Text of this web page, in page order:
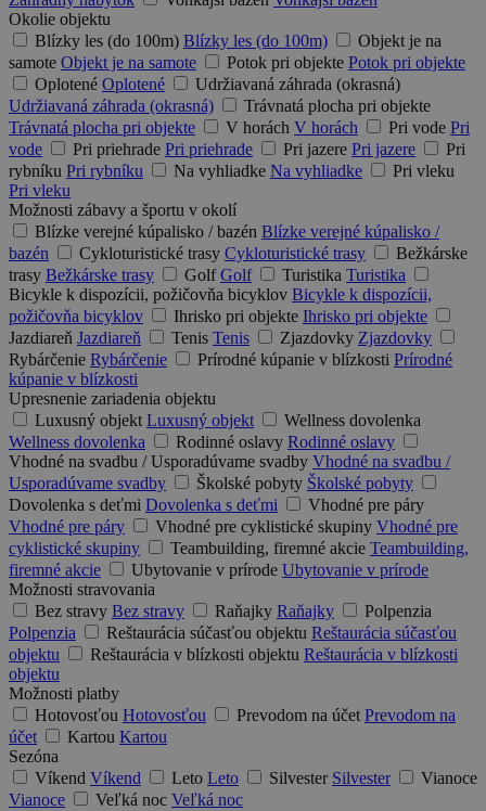
Okolie objektu
Blízky les (do 100m) Blízky les (do 100m)
Objekt je na
samote Objekt je na samote Potok pri objekte Potok pri objekte
Oplotené Oplotené
Udržiavaná záhrada (okrasná)
Udržiavaná záhrada (okrasná)
Trávnatá plocha pri objekte
Trávnatá plocha pri objekte
V horách V horách Pri vode Pri
vode
Pri priehrade Pri priehrade Pri jazere Pri jazere
Pri
rybníku Pri rybníku Na vyhliadke Na vyhliadke
Pri vleku
Pri vleku
Možnosti zábavy a športu v okolí
Blízke verejné kúpalisko / bazén Blízke verejné kúpalisko /
bazén
Cykloturistické trasy Cykloturistické trasy
Bežkárske
trasy Bežkárske trasy Golf Golf Turistika Turistika
Bicykle k dispozícii, požičovňa bicyklov Bicykle k dispozícii,
požičovňa bicyklov
Ihrisko pri objekte Ihrisko pri objekte
Jazdiareň Jazdiareň Tenis Tenis Zjazdovky Zjazdovky
Rybárčenie Rybárčenie Prírodné kúpanie v blízkosti Prírodné
kúpanie v blízkosti
Upresnenie zariadenia objektu
Luxusný objekt Luxusný objekt
Wellness dovolenka
Wellness dovolenka
Rodinné oslavy Rodinné oslavy
Vhodné na svadbu / Usporadúvame svadby Vhodné na svadbu /
Usporadúvame svadby
Školské pobyty Školské pobyty
Dovolenka s deťmi Dovolenka s deťmi
Vhodné pre páry
Vhodné pre páry
Vhodné pre cyklistické skupiny Vhodné pre
cyklistické skupiny
Teambuilding, firemné akcie Teambuilding,
firemné akcie
Ubytovanie v prírode Ubytovanie v prírode
Možnosti stravovania
Bez stravy Bez stravy Raňajky Raňajky
Polpenzia
Polpenzia
Reštaurácia súčasťou objektu Reštaurácia súčasťou
objektu
Reštaurácia v blízkosti objektu Reštaurácia v blízkosti
objektu
Možnosti platby
Hotovosťou Hotovosťou Prevodom na účet Prevodom na
účet
Kartou Kartou
Sezóna
Víkend Víkend Leto Leto Silvester Silvester
Vianoce
Vianoce
Veľká noc Veľká noc